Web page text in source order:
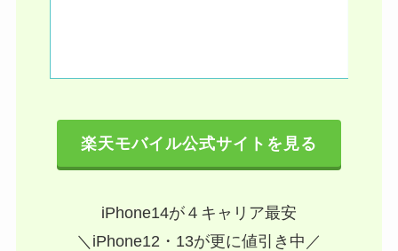
楽天モバイル公式サイトを見る
iPhone14が４キャリア最安
＼iPhone12・13が更に値引き中／